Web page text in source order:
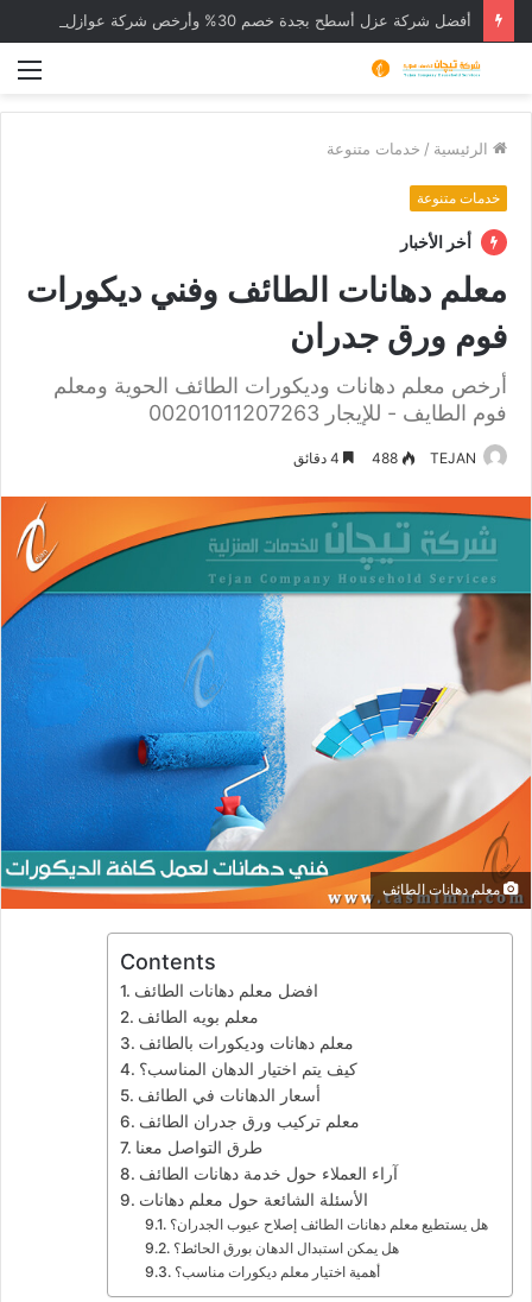
أفضل شركة عزل أسطح بجدة خصم 30% وأرخص شركة عوازل
الرئيسية / خدمات متنوعة
خدمات متنوعة
أخر الأخبار
معلم دهانات الطائف وفني ديكورات
فوم ورق جدران
أرخص معلم دهانات وديكورات الطائف الحوية ومعلم
فوم الطايف - للإيجار 00201011207263
TEJAN
488
معلم دهانات الطائف
Contents
افضل معلم دهانات الطائف
معلم بويه الطائف
معلم دهانات وديكورات بالطائف
كيف يتم اختيار الدهان المناسب؟
أسعار الدهانات في الطائف
معلم تركيب ورق جدران الطائف
طرق التواصل معنا
آراء العملاء حول خدمة دهانات الطائف
الأسئلة الشائعة حول معلم دهانات
هل يستطيع معلم دهانات الطائف إصلاح عيوب الجدران؟
هل يمكن استبدال الدهان بورق الحائط؟
أهمية اختيار معلم ديكورات مناسب؟